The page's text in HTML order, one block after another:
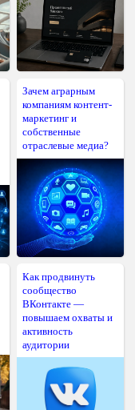
Зачем аграрным
компаниям контент-
маркетинг и
собственные
отраслевые медиа?
Как продвинуть
сообщество
ВКонтакте —
повышаем охваты и
активность
аудитории